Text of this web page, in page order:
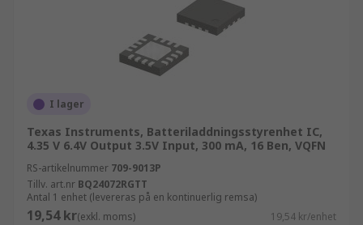
I lager
Texas Instruments, Batteriladdningsstyrenhet IC,
4.35 V 6.4V Output 3.5V Input, 300 mA, 16 Ben, VQFN
RS-artikelnummer 709-9013P
Tillv. art.nr BQ24072RGTT
Antal 1 enhet (levereras på en kontinuerlig remsa)
19,54 kr(exkl. moms) 19,54 kr/enhet